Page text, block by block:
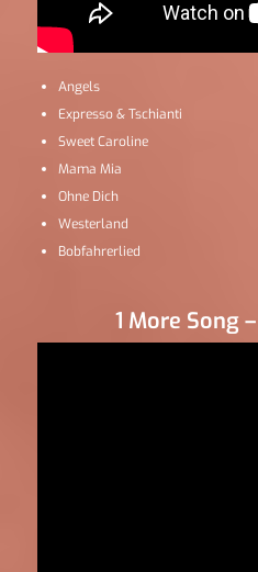
Angels
Expresso & Tschianti
Sweet Caroline
Mama Mia
Ohne Dich
Westerland
Bobfahrerlied
1 More Song